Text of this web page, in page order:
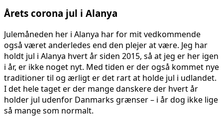
Årets corona jul i Alanya
Julemåneden her i Alanya har for mit vedkommende
også været anderledes end den plejer at være. Jeg har
holdt jul i Alanya hvert år siden 2015, så at jeg er her igen
i år, er ikke noget nyt. Med tiden er der også kommet nye
traditioner til og ærligt er det rart at holde jul i udlandet.
I det hele taget er der mange danskere der hvert år
holder jul udenfor Danmarks grænser – i år dog ikke lige
så mange som normalt.